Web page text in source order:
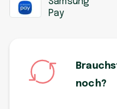
Pay
noch?